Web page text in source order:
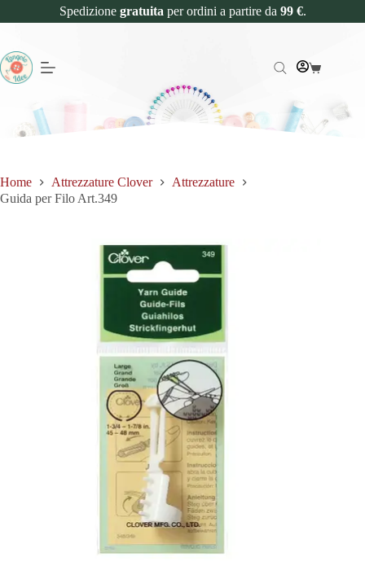
Spedizione gratuita per ordini a partire da 99 €.
Home Attrezzature Clover
Attrezzature
Guida per Filo Art.349